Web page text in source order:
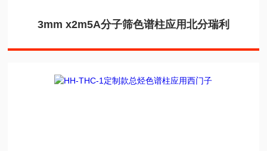
3mm x2m5A分子筛色谱柱应用北分瑞利